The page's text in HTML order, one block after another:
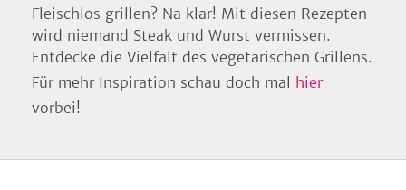
Fleischlos grillen? Na klar! Mit diesen Rezepten
wird niemand Steak und Wurst vermissen.
Entdecke die Vielfalt des vegetarischen Grillens.
Für mehr Inspiration schau doch mal hier
vorbei!